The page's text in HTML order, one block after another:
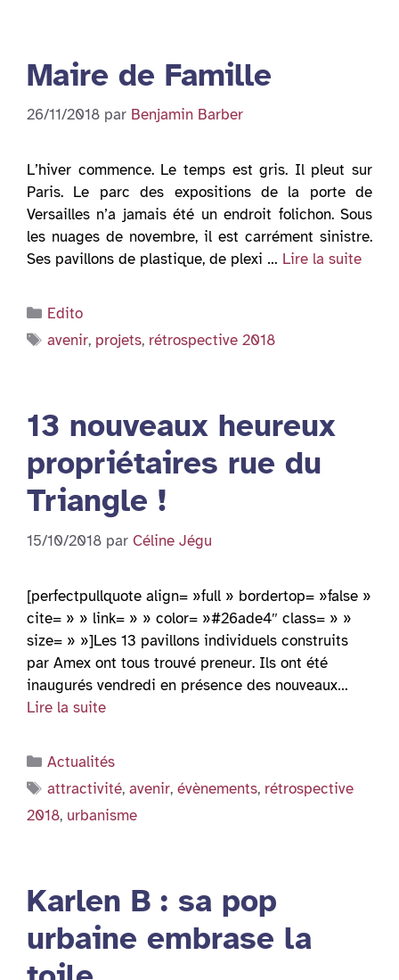
Maire de Famille
26/11/2018 par Benjamin Barber
L’hiver commence. Le temps est gris. Il pleut sur
Paris. Le parc des expositions de la porte de
Versailles n’a jamais été un endroit folichon. Sous
les nuages de novembre, il est carrément sinistre.
Ses pavillons de plastique, de plexi … Lire la suite
Catégories
Edito
Étiquettes
avenir, projets, rétrospective 2018
13 nouveaux heureux
propriétaires rue du
Triangle !
15/10/2018 par Céline Jégu
[perfectpullquote align= »full » bordertop= »false »
cite= » » link= » » color= »#26ade4″ class= » »
size= » »]Les 13 pavillons individuels construits
par Amex ont tous trouvé preneur. Ils ont été
inaugurés vendredi en présence des nouveaux…
Lire la suite
Catégories
Actualités
Étiquettes
attractivité,avenir,évènements, rétrospective
2018, urbanisme
Karlen B : sa pop
urbaine embrase la